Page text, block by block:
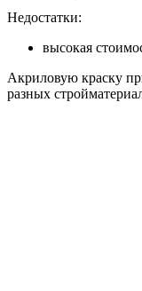
Недостатки:
высокая
Акриловую краску
разных